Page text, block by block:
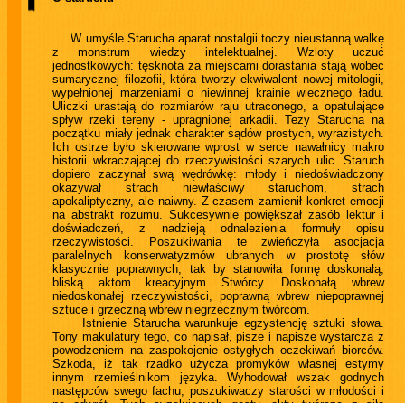
W umyśle Starucha aparat nostalgii toczy nieustanną walkę
z monstrum wiedzy intelektualnej. Wzloty uczuć
jednostkowych: tęsknota za miejscami dorastania stają wobec
sumarycznej filozofii, która tworzy ekwiwalent nowej mitologii,
wypełnionej marzeniami o niewinnej krainie wiecznego ładu.
Uliczki urastają do rozmiarów raju utraconego, a opatulające
spływ rzeki tereny - upragnionej arkadii. Tezy Starucha na
początku miały jednak charakter sądów prostych, wyrazistych.
Ich ostrze było skierowane wprost w serce nawałnicy makro
historii wkraczającej do rzeczywistości szarych ulic. Staruch
dopiero zaczynał swą wędrówkę: młody i niedoświadczony
okazywał strach niewłaściwy staruchom, strach
apokaliptyczny, ale naiwny. Z czasem zamienił konkret emocji
na abstrakt rozumu. Sukcesywnie powiększał zasób lektur i
doświadczeń, z nadzieją odnalezienia formuły opisu
rzeczywistości. Poszukiwania te zwieńczyła asocjacja
paralelnych konserwatyzmów ubranych w prostotę słów
klasycznie poprawnych, tak by stanowiła formę doskonałą,
bliską aktom kreacyjnym Stwórcy. Doskonałą wbrew
niedoskonałej rzeczywistości, poprawną wbrew niepoprawnej
sztuce i grzeczną wbrew niegrzecznym twórcom.
Istnienie Starucha warunkuje egzystencję sztuki słowa.
Tony makulatury tego, co napisał, pisze i napisze wystarcza z
powodzeniem na zaspokojenie ostygłych oczekiwań biorców.
Szkoda, iż tak rzadko użycza promyków własnej estymy
innym rzemieślnikom języka. Wyhodował wszak godnych
następców swego fachu, poszukiwaczy starości w młodości i